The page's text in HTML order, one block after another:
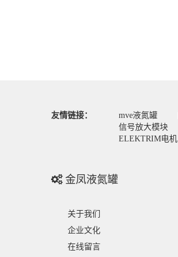
友情链接： mve液氮罐
信号放大模块
ELEKTRIM电机
金凤液氮罐
关于我们
企业文化
在线留言